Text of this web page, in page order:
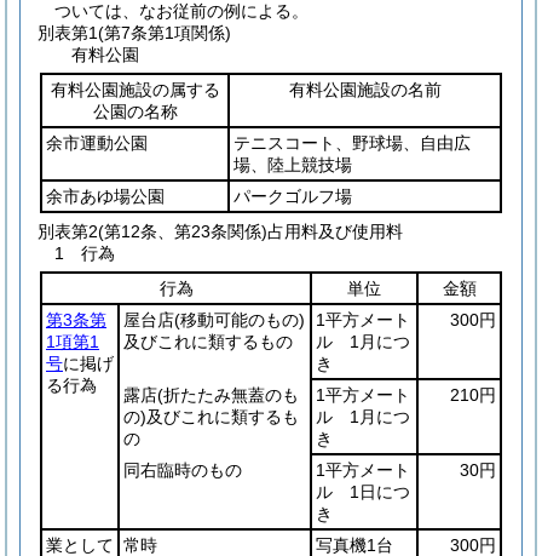
ついては、なお従前の例による。
別表第1(第7条第1項関係)
有料公園
有料公園施設の属する
公園の名称
有料公園施設の名前
余市運動公園
テニスコート、野球場、自由広
場、陸上競技場
余市あゆ場公園
パークゴルフ場
別表第2(第12条、第23条関係)占用料及び使用料
1 行為
行為
単位
金額
第3条第
1項第1
号に掲げ
る行為
屋台店(移動可能のもの)
及びこれに類するもの
1平方メート
ル 1月につ
き
300円
露店(折たたみ無蓋のも
の)及びこれに類するも
の
1平方メート
ル 1月につ
き
210円
同右臨時のもの
1平方メート
ル 1日につ
き
30円
業として 常時
写真機1台
300円